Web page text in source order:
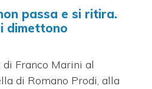
passa e si ritira.
dimettono
Franco Marini al
di Romano Prodi, alla